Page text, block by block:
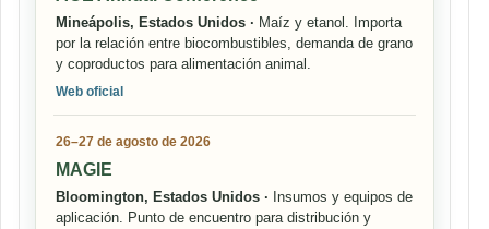
Mineápolis, Estados Unidos · Maíz y etanol. Importa
por la relación entre biocombustibles, demanda de grano
y coproductos para alimentación animal.
Web oficial
26–27 de agosto de 2026
MAGIE
Bloomington, Estados Unidos · Insumos y equipos de
aplicación. Punto de encuentro para distribución y